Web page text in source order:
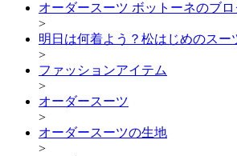
オーダースーツ ボットーネのブロ
>
明日は何着よう？松はじめのスー
>
ファッションアイテム
>
オーダースーツ
>
オーダースーツの生地
>